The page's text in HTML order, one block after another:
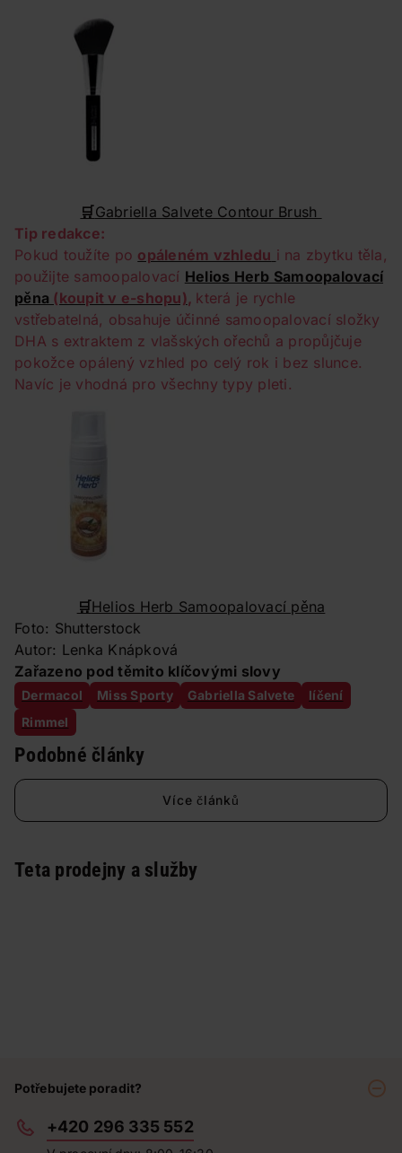
🛒Gabriella Salvete Contour Brush
Tip redakce:
Pokud toužíte po opáleném vzhledu i na zbytku těla,
použijte samoopalovací Helios Herb Samoopalovací
pěna (koupit v e-shopu), která je rychle
vstřebatelná, obsahuje účinné samoopalovací složky
DHA s extraktem z vlašských ořechů a propůjčuje
pokožce opálený vzhled po celý rok i bez slunce.
Navíc je vhodná pro všechny typy pleti.
🛒Helios Herb Samoopalovací pěna
Foto: Shutterstock
Autor: Lenka Knápková
Zařazeno pod těmito klíčovými slovy
Dermacol Miss Sporty Gabriella Salvete
líčení
Rimmel
Podobné články
Více článků
Teta prodejny a služby
Potřebujete poradit?
+420 296 335 552